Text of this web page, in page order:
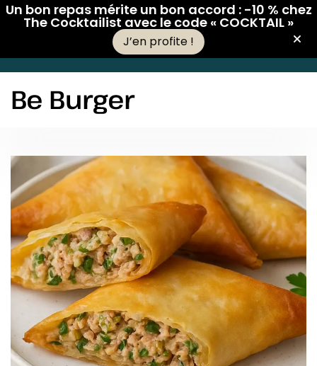
Un bon repas mérite un bon accord : -10 % chez
The Cocktailist avec le code « COCKTAIL »
J’en profite !
Be Burger